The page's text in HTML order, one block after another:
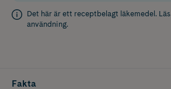
Det här är ett receptbelagt läkemedel. Läs
användning.
Fakta